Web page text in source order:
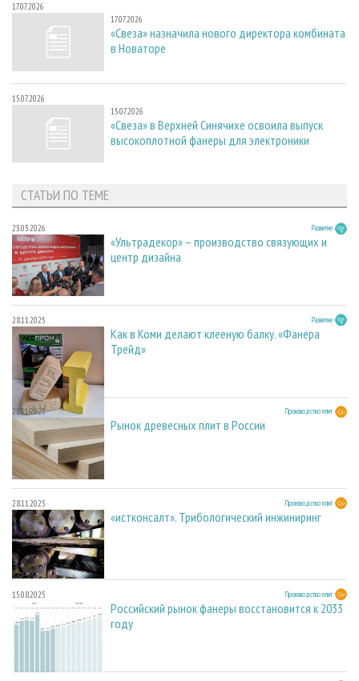
17.07.2026
17.07.2026
«Свеза» назначила нового директора комбината
в Новаторе
15.07.2026
15.07.2026
«Свеза» в Верхней Синячихе освоила выпуск
высокоплотной фанеры для электроники
СТАТЬИ ПО ТЕМЕ
23.03.2026 Развитие
«Ультрадекор» – производство связующих и
центр дизайна
28.11.2025 Развитие
Как в Коми делают клееную балку. «Фанера
Трейд»
28.11.2025 Производство плит
Рынок древесных плит в России
28.11.2025 Производство плит
«истконсалт». Трибологический инжиниринг
15.08.2025 Производство плит
Российский рынок фанеры восстановится к 2033
году